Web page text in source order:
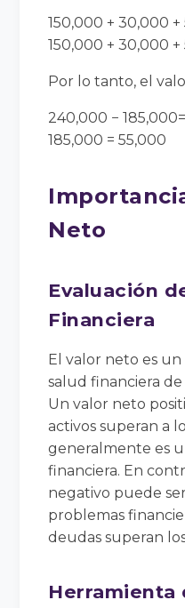
150,000 + 30,000
150,000 + 30,000 +
Por lo tanto, el
240,000 −
185,000 = 55,000
Neto
Evaluación
Financiera
El valor neto es
salud financiera
Un valor neto
activos superan a
generalmente es
financiera. En
negativo puede
problemas
deudas superan
Herramienta